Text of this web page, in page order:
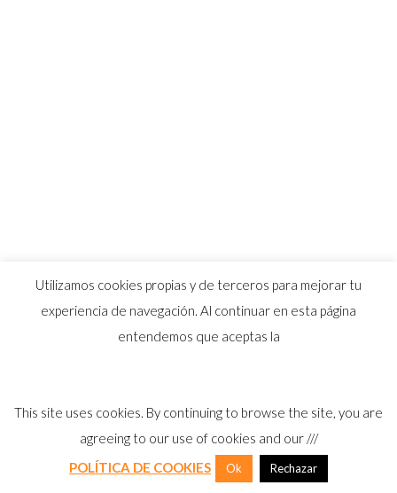
Utilizamos cookies propias y de terceros para mejorar tu
experiencia de navegación. Al continuar en esta página
entendemos que aceptas la
This site uses cookies. By continuing to browse the site, you are
agreeing to our use of cookies and our ///
POLÍTICA DE COOKIES
Ok Rechazar